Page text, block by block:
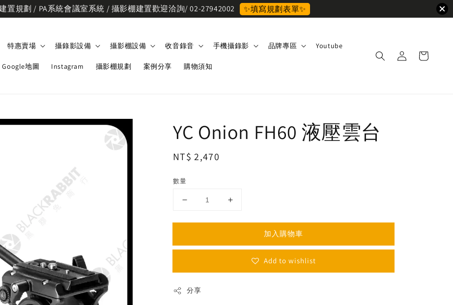
置規劃 / PA系統會議室系統 / 攝影棚建置歡迎洽詢/ 02-27942002 ✨填寫規劃表單✨
特惠賣場 攝錄影設備 攝影棚設備 收音錄音 手機攝錄影 品牌專區 Youtube
Google地圖 Instagram 攝影棚規劃 案例分享 購物須知
YC Onion FH60 液壓雲台
Regular
NT$ 2,470
數量
加入購物車
Add to wishlist
分享